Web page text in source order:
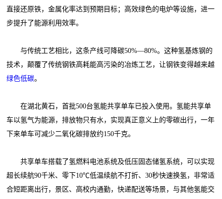
直接还原铁，金属化率达到预期目标；高效绿色的电炉等设施，进一
步提升了能源利用效率。
与传统工艺相比，这条产线可降碳50%—80%。这种氢基炼钢的
技术，颠覆了传统钢铁高耗能高污染的冶炼工艺，让钢铁变得越来越
绿色低碳。
在湖北黄石，首批500台氢能共享单车已投入使用。氢能共享单
车以氢气为能源，排放物只有水，实现真正意义上的零碳出行，一年
下来单车可减少二氧化碳排放约150千克。
共享单车搭载了氢燃料电池系统及低压固态储氢系统，可以实现
超长续航90千米、零下10℃低温续航不打折、30秒快速换氢，非常适
合短距离出行，景区、高校内通勤，快递配送等场景，与其他氢能交